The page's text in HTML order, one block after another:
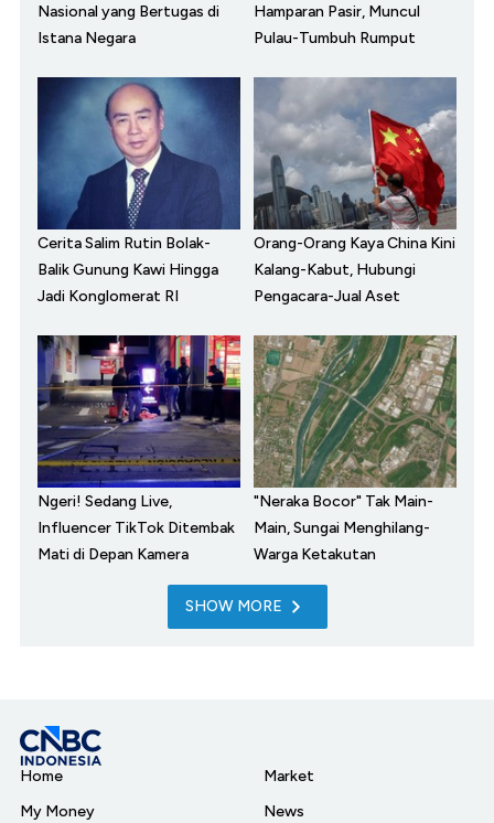
Nasional yang Bertugas di
Istana Negara
Hamparan Pasir, Muncul
Pulau-Tumbuh Rumput
Cerita Salim Rutin Bolak-
Balik Gunung Kawi Hingga
Jadi Konglomerat RI
Orang-Orang Kaya China Kini
Kalang-Kabut, Hubungi
Pengacara-Jual Aset
Ngeri! Sedang Live,
Influencer TikTok Ditembak
Mati di Depan Kamera
"Neraka Bocor" Tak Main-
Main, Sungai Menghilang-
Warga Ketakutan
SHOW MORE
Home
My Money
Market
News